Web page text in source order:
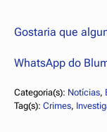
Gostaria que
WhatsApp do
Categoria(s): Notícias,
Tag(s): Crimes,